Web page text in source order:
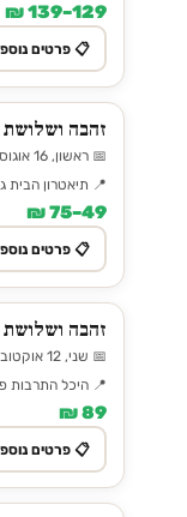
129–139 ₪
📋 פרטים
זהבה ושלושת
📅 ראשון, 16 אוגוסט ⏰ 11:00
📍 תיאטרון הבית
49–75 ₪
📋 פרטים
זהבה ושלושת
📅 שני, 12 אוקטובר ⏰ 17:30
📍 היכל התרבות
89 ₪
📋 פרטים